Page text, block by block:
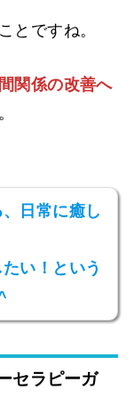
とですね。
関係の改善へ
日常に癒し
い！という
セラピーガ